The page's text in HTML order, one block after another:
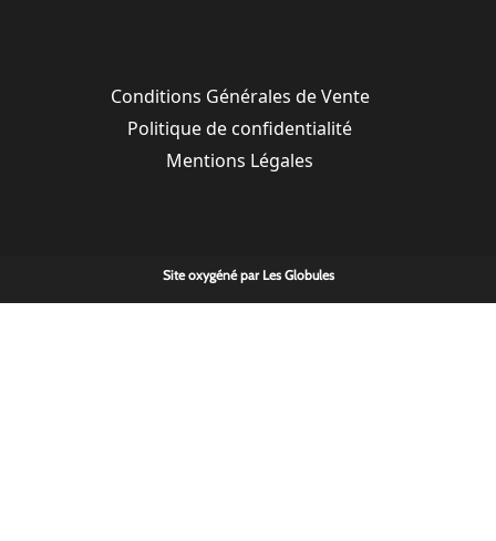
Conditions Générales de Vente
Politique de confidentialité
Mentions Légales
Site oxygéné par Les Globules